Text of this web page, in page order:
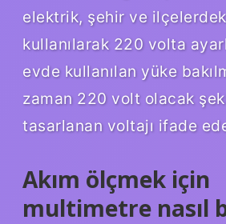
elektrik, şehir ve
kullanılarak 220 volta
evde kullanılan yüke
zaman 220 volt olacak
tasarlanan voltajı ifade
Akım ölçmek için
multimetre nasıl